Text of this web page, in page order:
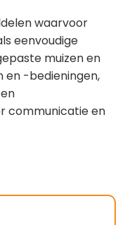
waarvoor
eenvoudige
muizen en
en -bedieningen,
communicatie en